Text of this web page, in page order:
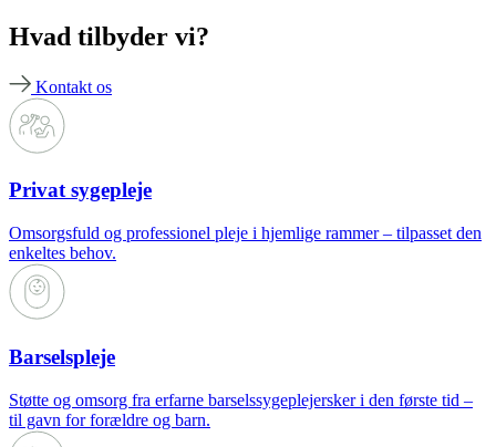
Hvad tilbyder vi?
Kontakt os
Privat sygepleje
Omsorgsfuld og professionel pleje i hjemlige rammer – tilpasset den
enkeltes behov.
Barselspleje
Støtte og omsorg fra erfarne barselssygeplejersker i den første tid –
til gavn for forældre og barn.